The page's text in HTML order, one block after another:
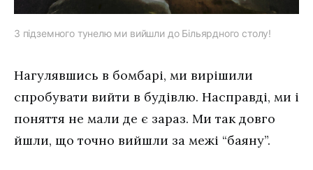
З підземного тунелю ми вийшли до Більярдного столу!
Нагулявшись в бомбарі, ми вирішили
спробувати вийти в будівлю. Насправді, ми і
поняття не мали де є зараз. Ми так довго
йшли, що точно вийшли за межі “баяну”.